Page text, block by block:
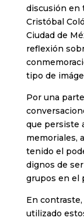
discusión en
Cristóbal
Ciudad de
reflexión
tipo de
Por una
que persiste
memoriales,
tenido el
dignos de
grupos en el
En
utilizado